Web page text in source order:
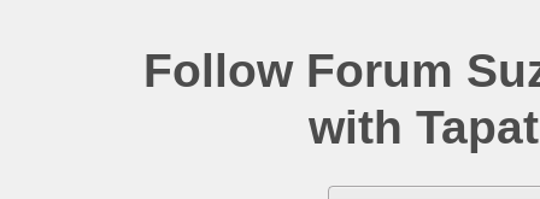
Follow Forum
with